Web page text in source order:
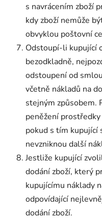
s navrácením zboží
kdy zboží nemůže
obvyklou poštovní
Odstoupí-li kupující
bezodkladně,
odstoupení od
včetně nákladů na
stejným způsobem.
peněžení
pokud s tím kupující
nevzniknou další
Jestliže kupující
dodání zboží, který
kupujícímu náklady
odpovídající
dodání zboží.